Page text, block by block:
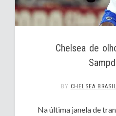
Chelsea de
BY CHELSEA BRASIL
Na última janela de